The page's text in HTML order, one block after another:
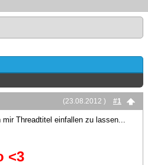
(23.08.2012 ) #1
Threadtitel einfallen zu lassen...
<3